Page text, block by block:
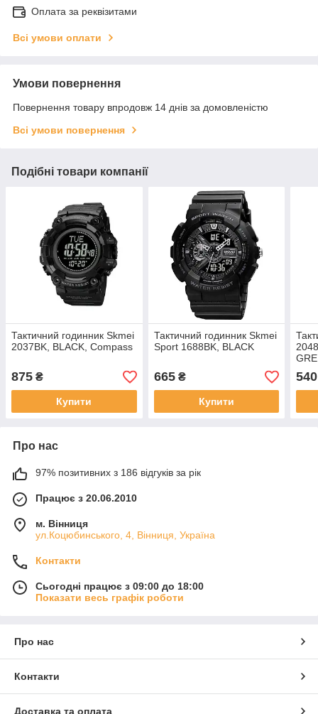
Оплата за реквізитами
Всі умови оплати
Умови повернення
Повернення товару впродовж 14 днів за домовленістю
Всі умови повернення
Подібні товари компанії
Тактичний годинник Skmei
2037BK, BLACK, Compass
875 ₴
Купити
Тактичний годинник Skmei
Sport 1688BK, BLACK
665₴
Купити
540
Про нас
97% позитивних з 186 відгуків за рік
Працює з 20.06.2010
м. Вінниця
ул.Коцюбинського, 4, Вінниця, Україна
Контакти
Сьогодні працює з 09:00 до 18:00
Показати весь графік роботи
Про нас
Контакти
Доставка та оплата